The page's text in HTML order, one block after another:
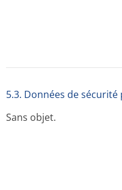
Sans objet.
6.3. Durée de conservation